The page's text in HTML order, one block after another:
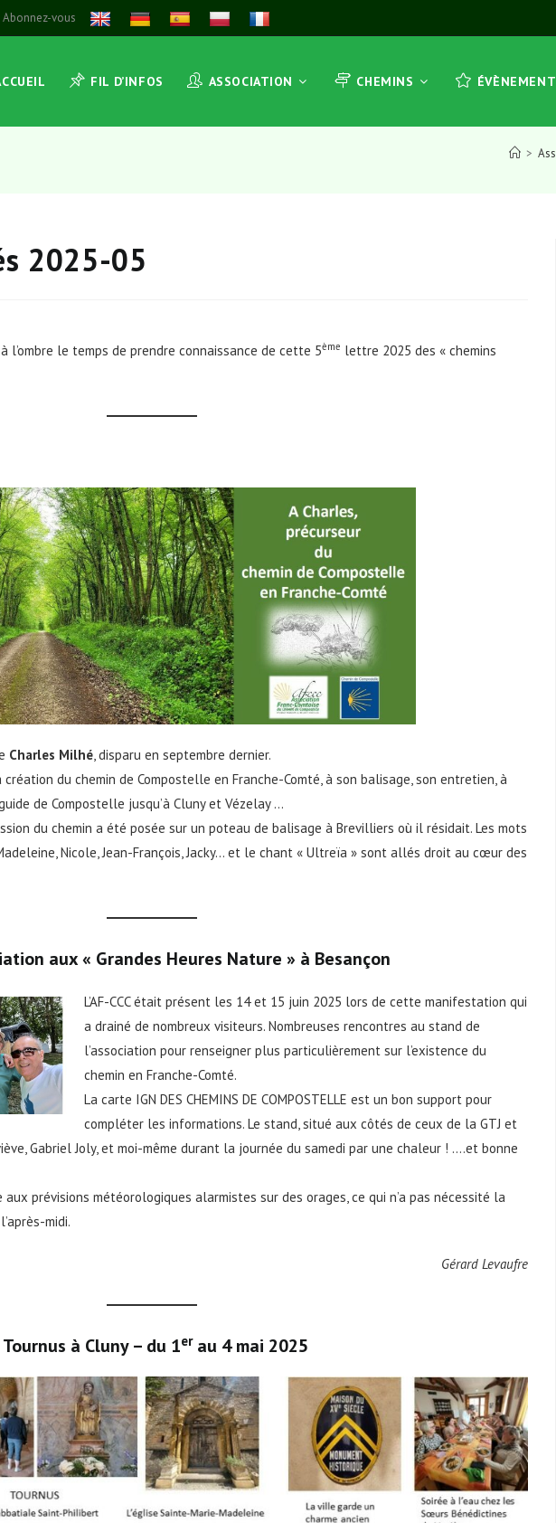
Abonnez-vous
FIL D’INFOS ASSOCIATION CHEMINS
>
2025-05
le temps de prendre connaissance de cette 5ème lettre 2025 des « chemins
Charles Milhé, disparu en septembre dernier.
du chemin de Compostelle en Franche-Comté, à son balisage, son entretien, à
de Compostelle jusqu’à Cluny et Vézelay …
du chemin a été posée sur un poteau de balisage à Brevilliers où il résidait. Les mots
Nicole, Jean-François, Jacky… et le chant « Ultreïa » sont allés droit au cœur des
aux « Grandes Heures Nature » à Besançon
L’AF-CCC était présent les 14 et 15 juin 2025 lors de cette manifestation qui
a drainé de nombreux visiteurs. Nombreuses rencontres au stand de
l’association pour renseigner plus particulièrement sur l’existence du
chemin en Franche-Comté.
La carte IGN DES CHEMINS DE COMPOSTELLE est un bon support pour
compléter les informations. Le stand, situé aux côtés de ceux de la GTJ et
Gabriel Joly, et moi-même durant la journée du samedi par une chaleur ! ….et bonne
prévisions météorologiques alarmistes sur des orages, ce qui n’a pas nécessité la
midi.
Gérard Levaufre
à Cluny – du 1erau 4 mai 2025